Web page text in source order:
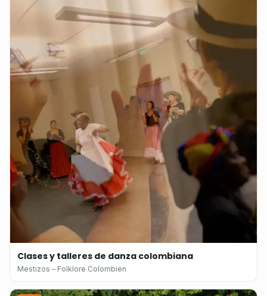
Clases y talleres de danza colombiana
Mestizos – Folklore Colombien